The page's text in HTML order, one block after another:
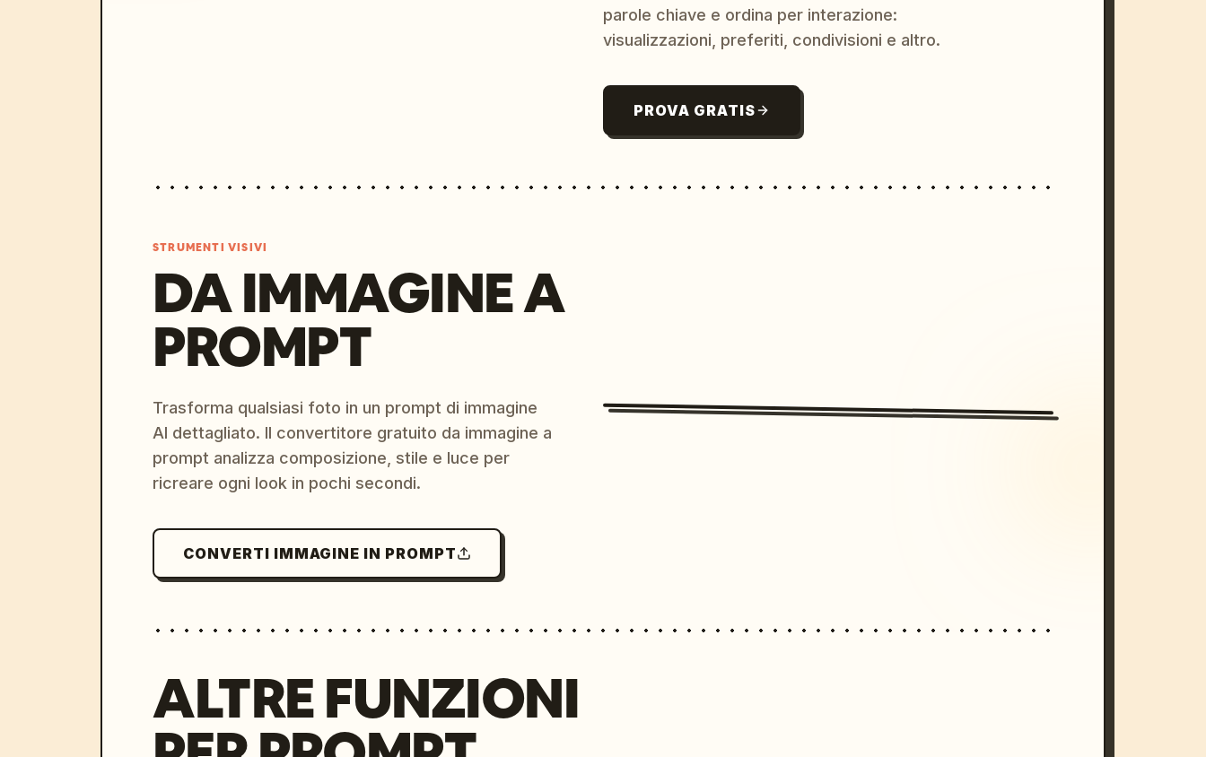
parole chiave e ordina per interazione:
visualizzazioni, preferiti, condivisioni e altro.
PROVA GRATIS
STRUMENTI VISIVI
DA IMMAGINE A
PROMPT
Trasforma qualsiasi foto in un prompt di immagine
AI dettagliato. Il convertitore gratuito da immagine a
prompt analizza composizione, stile e luce per
ricreare ogni look in pochi secondi.
CONVERTI IMMAGINE IN PROMPT
ALTRE FUNZIONI